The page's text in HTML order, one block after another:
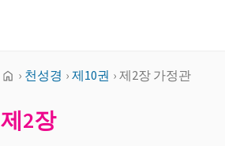
› 천성경 ›제10권 ›제2장 가정관
제2장